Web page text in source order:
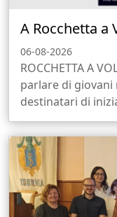
A Rocchetta a
06-08-2026
ROCCHETTA A
parlare di giovani
destinatari di